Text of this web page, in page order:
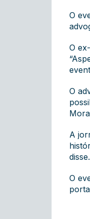
O
O
O
A
disse.
O